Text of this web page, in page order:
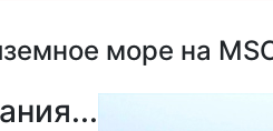
море на